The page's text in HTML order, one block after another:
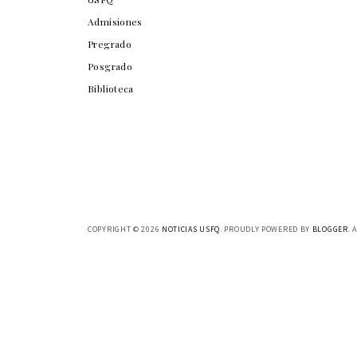
Admisiones
Pregrado
Posgrado
Biblioteca
COPYRIGHT ©2026 NOTICIAS USFQ. PROUDLY POWERED BY BLOGGER.